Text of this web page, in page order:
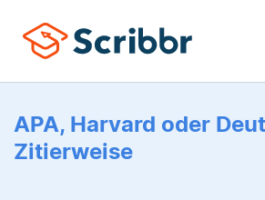
APA, Harvard oder
Zitierweise